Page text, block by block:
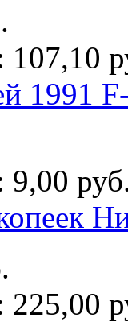
107,10
1991
9,00
225,00